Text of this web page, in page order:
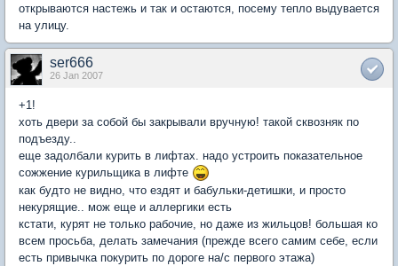
открываются настежь и так и остаются, посему тепло выдувается
на улицу.
ser666
26 Jan 2007
+1!
хоть двери за собой бы закрывали вручную! такой сквозняк по
подъезду..
еще задолбали курить в лифтах. надо устроить показательное
сожжение курильщика в лифте
как будто не видно, что ездят и бабульки-детишки, и просто
некурящие.. мож еще и аллергики есть
кстати, курят не только рабочие, но даже из жильцов! большая ко
всем просьба, делать замечания (прежде всего самим себе, если
есть привычка покурить по дороге на/с первого этажа)